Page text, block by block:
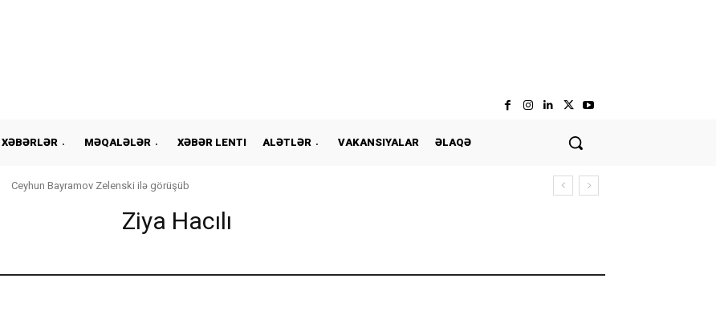
XƏBƏRLƏR MƏQALƏLƏR XƏBƏR LENTI ALƏTLƏR VAKANSIYALAR ƏLAQƏ
Ceyhun Bayramov Zelenski ilə görüşüb
Ziya Hacılı